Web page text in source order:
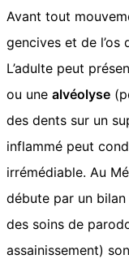
Avant tout
gencives et de
L’adulte peut
ou une alvéolyse
des dents sur un
inflammé peut
irrémédiable. Au
débute par un
des soins de
assainissement)